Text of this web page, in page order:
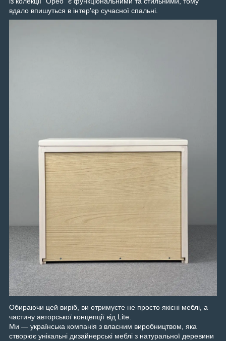
вдало впишуться в інтер'єр сучасної спальні.
Обираючи цей виріб, ви отримуєте не просто якісні меблі, а
частину авторської концепції від Lite.
Ми — українська компанія з власним виробництвом, яка
створює унікальні дизайнерські меблі з натуральної деревини